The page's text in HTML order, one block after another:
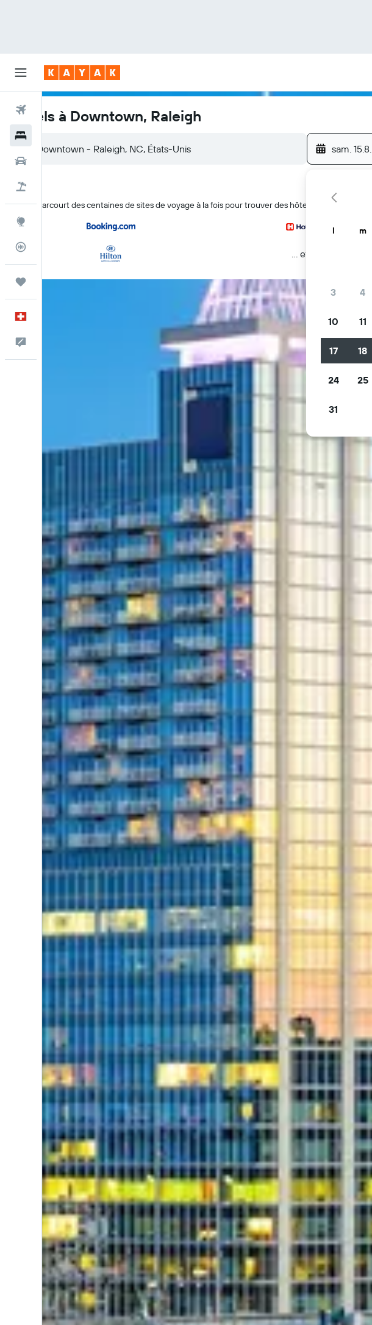
Vols
Trips
Hôtels à Downtown, Raleigh
sam. 15.8.
KAYAK parcourt des centaines de sites de voyage à la fois pour trouver des hôtels à Downtown
… et plus
l m
3 4
10 11
17 18
24 25
31